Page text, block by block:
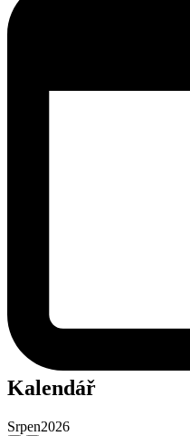
Kalendář
Srpen2026